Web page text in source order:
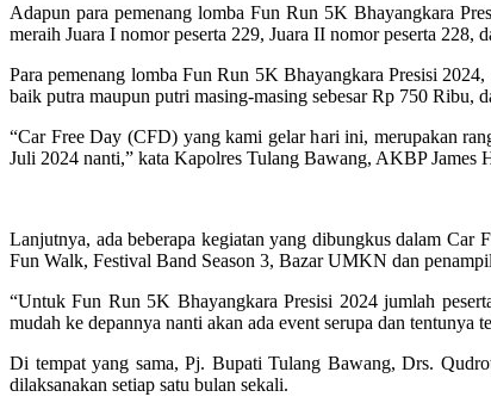
Adapun para pemenang lomba Fun Run 5K Bhayangkara
meraih Juara I nomor peserta 229, Juara II nomor peserta 228,
Para pemenang lomba Fun Run 5K Bhayangkara Presisi
baik putra maupun putri masing-masing sebesar Rp 750 Ribu,
“Car Free Day (CFD) yang kami gelar hari ini, merupakan
Juli 2024 nanti,” kata Kapolres Tulang Bawang, AKBP
Lanjutnya, ada beberapa kegiatan yang dibungkus dalam
Fun Walk, Festival Band Season 3, Bazar UMKN dan
“Untuk Fun Run 5K Bhayangkara Presisi 2024 jumlah
mudah ke depannya nanti akan ada event serupa dan
Di tempat yang sama, Pj. Bupati Tulang Bawang, Drs.
dilaksanakan setiap satu bulan sekali.